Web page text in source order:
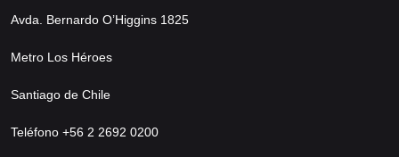
Avda. Bernardo O’Higgins 1825
Metro Los Héroes
Santiago de Chile
Teléfono +56 2 2692 0200